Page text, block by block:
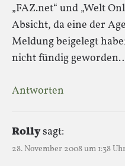
„FAZ.net“ und „Welt
Absicht, da eine der
Meldung beigelegt
nicht fündig
Antworten
Rollysagt:
28. November 2008 um 1:38